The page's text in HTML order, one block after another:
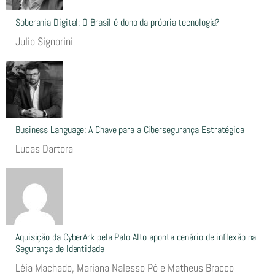
Soberania Digital: O Brasil é dono da própria tecnologia?
Julio Signorini
Business Language: A Chave para a Cibersegurança Estratégica
Lucas Dartora
Aquisição da CyberArk pela Palo Alto aponta cenário de inflexão na
Segurança de Identidade
Léia Machado, Mariana Nalesso Pó e Matheus Bracco